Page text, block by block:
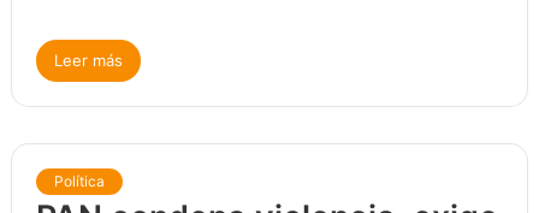
Leer más
Política